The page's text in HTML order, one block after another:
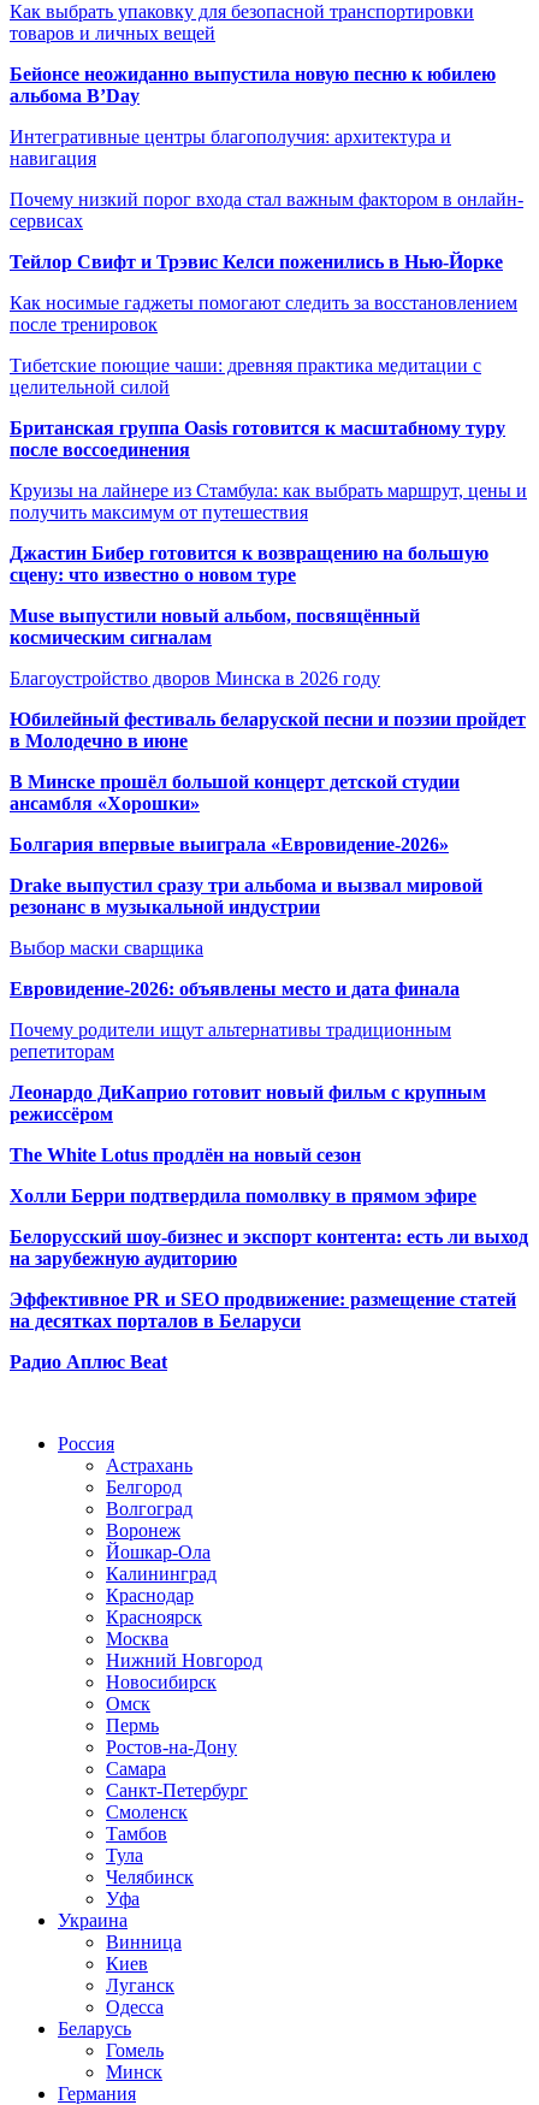
Как выбрать упаковку для безопасной транспортировки
товаров и личных вещей
Бейонсе неожиданно выпустила новую песню к юбилею
альбома B’Day
Интегративные центры благополучия: архитектура и
навигация
Почему низкий порог входа стал важным фактором в онлайн-
сервисах
Тейлор Свифт и Трэвис Келси поженились в Нью-Йорке
Как носимые гаджеты помогают следить за восстановлением
после тренировок
Тибетские поющие чаши: древняя практика медитации с
целительной силой
Британская группа Oasis готовится к масштабному туру
после воссоединения
Круизы на лайнере из Стамбула: как выбрать маршрут, цены и
получить максимум от путешествия
Джастин Бибер готовится к возвращению на большую
сцену: что известно о новом туре
Muse выпустили новый альбом, посвящённый
космическим сигналам
Благоустройство дворов Минска в 2026 году
Юбилейный фестиваль беларуской песни и поэзии пройдет
в Молодечно в июне
В Минске прошёл большой концерт детской студии
ансамбля «Хорошки»
Болгария впервые выиграла «Евровидение-2026»
Drake выпустил сразу три альбома и вызвал мировой
резонанс в музыкальной индустрии
Выбор маски сварщика
Евровидение-2026: объявлены место и дата финала
Почему родители ищут альтернативы традиционным
репетиторам
Леонардо ДиКаприо готовит новый фильм с крупным
режиссёром
The White Lotus продлён на новый сезон
Холли Берри подтвердила помолвку в прямом эфире
Белорусский шоу-бизнес и экспорт контента: есть ли выход
на зарубежную аудиторию
Эффективное PR и SEO продвижение: размещение статей
на десятках порталов в Беларуси
Радио Аплюс Beat
Россия
Астрахань
Белгород
Волгоград
Воронеж
Йошкар-Ола
Калининград
Краснодар
Красноярск
Москва
Нижний Новгород
Новосибирск
Омск
Пермь
Ростов-на-Дону
Самара
Санкт-Петербург
Смоленск
Тамбов
Тула
Челябинск
Уфа
Украина
Винница
Киев
Луганск
Одесса
Беларусь
Гомель
Минск
Германия